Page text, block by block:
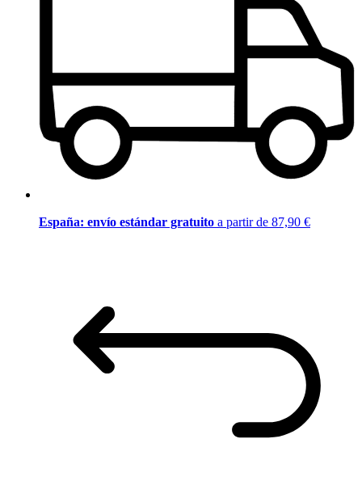
España: envío estándar gratuito a partir de 87,90 €